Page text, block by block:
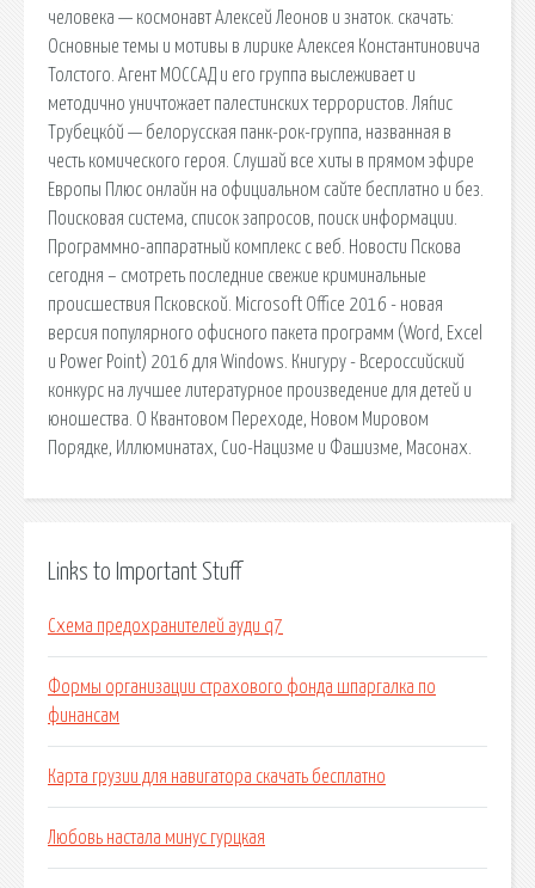
человека — космонавт Алексей Леонов и знаток. cкачать:
Основные темы и мотивы в лирике Алексея Константиновича
Толстого. Агент МОССАД и его группа выслеживает и
методично уничтожает палестинских террористов. Ля́пис
Трубецко́й — белорусская панк-рок-группа, названная в
честь комического героя. Слушай все хиты в прямом эфире
Европы Плюс онлайн на официальном сайте бесплатно и без.
Поисковая сиcтема, список запросов, поиск информации.
Программно-аппаратный комплекс с веб. Новости Пскова
сегодня – смотреть последние свежие криминальные
происшествия Псковской. Microsoft Office 2016 - новая
версия популярного офисного пакета программ (Word, Excel
и Power Point) 2016 для Windows. Книгуру - Всероссийский
конкурс на лучшее литературное произведение для детей и
юношества. О Квантовом Переходе, Новом Мировом
Порядке, Иллюминатах, Сио-Нацизме и Фашизме, Масонах.
Links to Important Stuff
Схема предохранителей ауди q7
Формы организации страхового фонда шпаргалка по
финансам
Карта грузии для навигатора скачать бесплатно
Любовь настала минус гурцкая